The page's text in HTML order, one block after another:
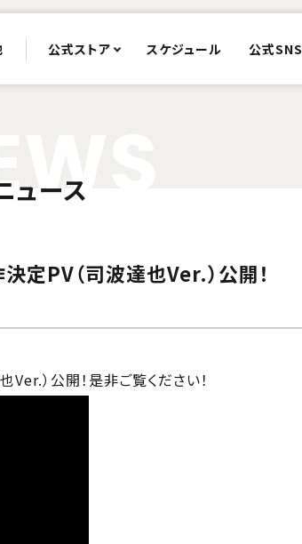
公式ストア スケジュール 公式SNS
W
ュース
定PV（司波達也Ver.）公開！
）公開！是非ご覧ください！